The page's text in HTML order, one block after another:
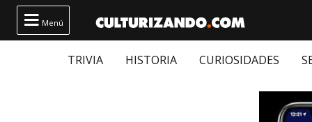
 Menú
TRIVIA HISTORIA CURIOSIDADES